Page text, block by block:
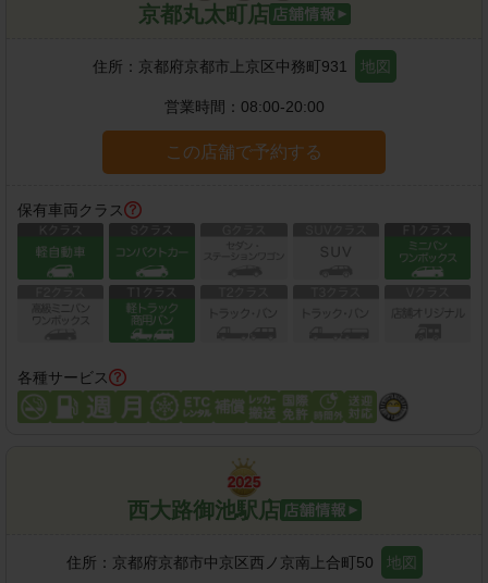
京都丸太町店
住所： 京都府京都市上京区中務町931 地図
営業時間： 08:00-20:00
この店舗で予約する
保有車両クラス
各種サービス
西大路御池駅店
住所： 京都府京都市中京区西ノ京南上合町50 地図